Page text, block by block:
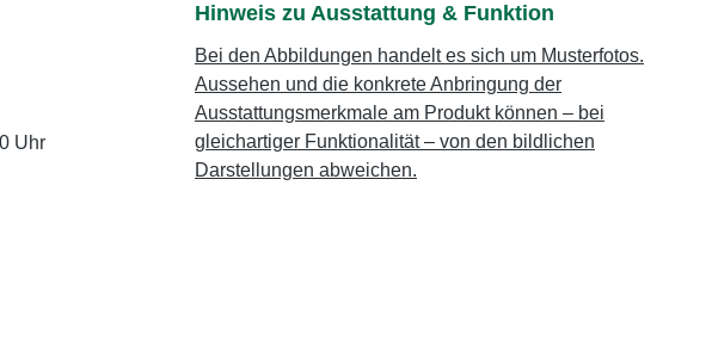
Uhr
Hinweis zu Ausstattung & Funktion
Bei den Abbildungen handelt es sich um Musterfotos.
Aussehen und die konkrete Anbringung der
Ausstattungsmerkmale am Produkt können – bei
gleichartiger Funktionalität – von den bildlichen
Darstellungen abweichen.